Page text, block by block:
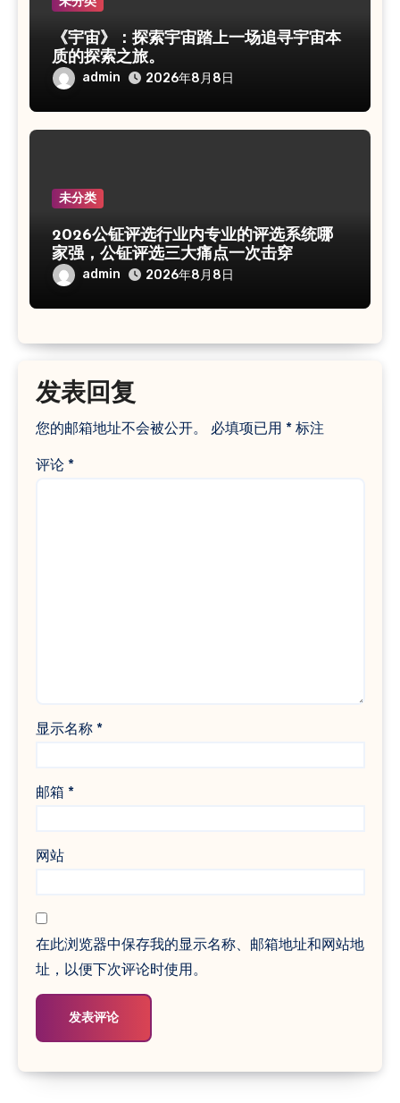
《宇宙》：探索宇宙踏上一场追寻宇宙本
质的探索之旅。
admin 2026年8月8日
未分类
2026公钲评选行业内专业的评选系统哪
家强，公钲评选三大痛点一次击穿
admin 2026年8月8日
发表回复
您的邮箱地址不会被公开。 必填项已用 *标注
评论 *
显示名称 *
邮箱 *
网站
在此浏览器中保存我的显示名称、邮箱地址和网站地
址，以便下次评论时使用。